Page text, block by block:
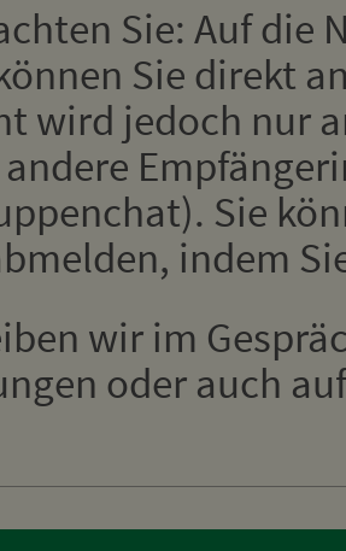
Sie: Auf die
Sie direkt
wird jedoch nur
Sie
indem
wir im
oder auch